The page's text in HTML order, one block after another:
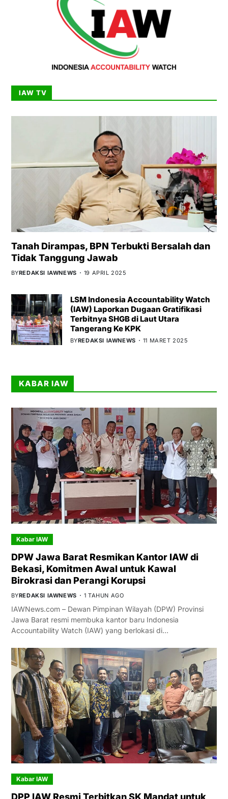
IAW TV
Tanah Dirampas, BPN Terbukti Bersalah dan
Tidak Tanggung Jawab
BYREDAKSI IAWNEWS 19 APRIL 2025
LSM Indonesia Accountability Watch
(IAW) Laporkan Dugaan Gratifikasi
Terbitnya SHGB di Laut Utara
Tangerang Ke KPK
BYREDAKSI IAWNEWS 11 MARET 2025
KABAR IAW
Kabar IAW
DPW Jawa Barat Resmikan Kantor IAW di
Bekasi, Komitmen Awal untuk Kawal
Birokrasi dan Perangi Korupsi
BYREDAKSI IAWNEWS 1 TAHUN AGO
IAWNews.com – Dewan Pimpinan Wilayah (DPW) Provinsi
Jawa Barat resmi membuka kantor baru Indonesia
Accountability Watch (IAW) yang berlokasi di…
Kabar IAW
DPP IAW Resmi Terbitkan SK Mandat untuk